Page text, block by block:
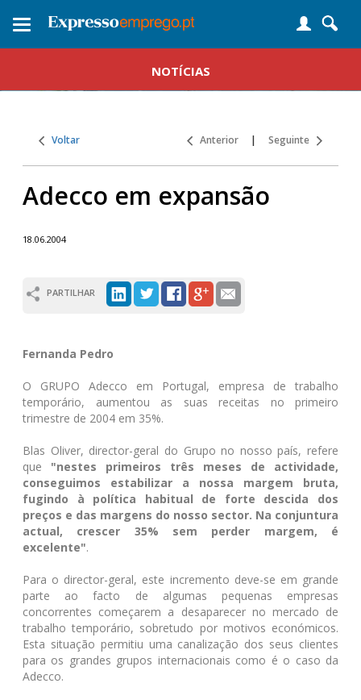
Toggle
NOTÍCIAS
Voltar Anterior | Seguinte
Adecco em expansão
18.06.2004
PARTILHAR
Fernanda Pedro
O GRUPO Adecco em Portugal, empresa de trabalho
temporário, aumentou as suas receitas no primeiro
trimestre de 2004 em 35%.
Blas Oliver, director-geral do Grupo no nosso país, refere
que "nestes primeiros três meses de actividade,
conseguimos estabilizar a nossa margem bruta,
fugindo à política habitual de forte descida dos
preços e das margens do nosso sector. Na conjuntura
actual, crescer 35% sem perder margem, é
excelente".
Para o director-geral, este incremento deve-se em grande
parte ao facto de algumas pequenas empresas
concorrentes começarem a desaparecer no mercado de
trabalho temporário, sobretudo por motivos económicos.
Esta situação permitiu uma canalização dos seus clientes
para os grandes grupos internacionais como é o caso da
Adecco.